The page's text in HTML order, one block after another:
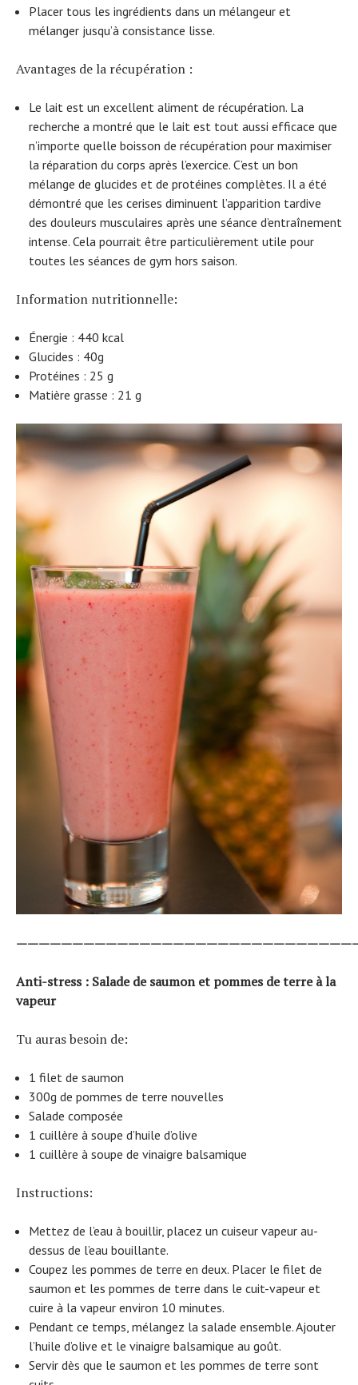
Placer tous les ingrédients dans un mélangeur et
mélanger jusqu’à consistance lisse.
Avantages de la récupération :
Le lait est un excellent aliment de récupération. La
recherche a montré que le lait est tout aussi efficace que
n’importe quelle boisson de récupération pour maximiser
la réparation du corps après l’exercice. C’est un bon
mélange de glucides et de protéines complètes. Il a été
démontré que les cerises diminuent l’apparition tardive
des douleurs musculaires après une séance d’entraînement
intense. Cela pourrait être particulièrement utile pour
toutes les séances de gym hors saison.
Information nutritionnelle:
Énergie : 440 kcal
Glucides : 40g
Protéines : 25 g
Matière grasse : 21 g
Anti-stress : Salade de saumon et pommes de terre à la
vapeur
Tu auras besoin de:
1 filet de saumon
300g de pommes de terre nouvelles
Salade composée
1 cuillère à soupe d’huile d’olive
1 cuillère à soupe de vinaigre balsamique
Instructions:
Mettez de l’eau à bouillir, placez un cuiseur vapeur au-
dessus de l’eau bouillante.
Coupez les pommes de terre en deux. Placer le filet de
saumon et les pommes de terre dans le cuit-vapeur et
cuire à la vapeur environ 10 minutes.
Pendant ce temps, mélangez la salade ensemble. Ajouter
l’huile d’olive et le vinaigre balsamique au goût.
Servir dès que le saumon et les pommes de terre sont